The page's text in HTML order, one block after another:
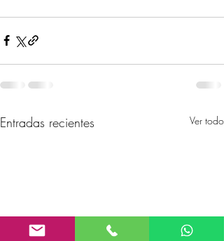
Entradas recientes Ver todo